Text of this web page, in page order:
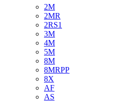
2M
2MR
2RS1
3M
4M
5M
8M
8MRPP
8X
AF
AS